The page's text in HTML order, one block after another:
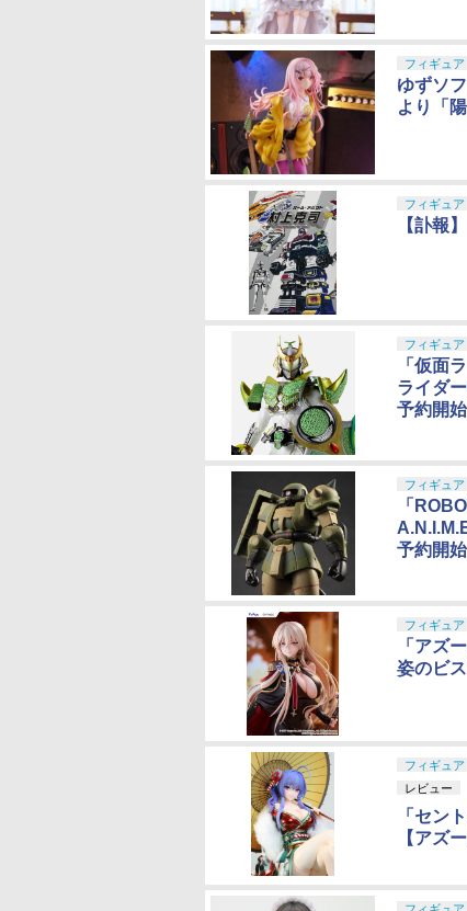
フィギュア
ゆずソ
より「
フィギュア
【訃報
フィギュア
「仮面
ライダ
予約開始
フィギュア
「
予約開始
フィギュア
「アズ
姿のビ
フィギュア
レビュー
「セン
【アズ